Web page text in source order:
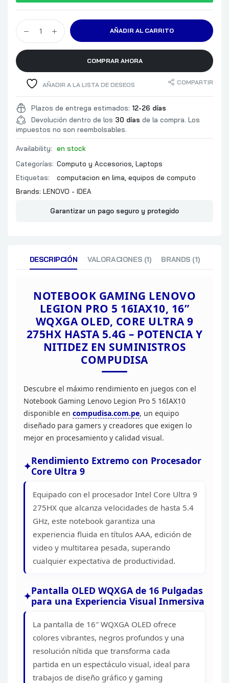
CPU
PROCESADOR
NEURONAL (NPU)
MEMORIA
32 GB
TIPO
TIPO DE RANURA
RANURAS DE
CHIPSET
TIPO
BOOST CLOCK: 2347MHZ
SALIDAS
CONECTIVIDAD
VELOCIDAD
WIRELESS
BLUETOOTH
SONIDO
PARLANTE
PUERTOS
INCORPORA
SI
TOUCHPAD
MICROFONO 2x, ARRAY
TOUCHPAD
TOUCHPAD (PTP), 75 x
1
ALIMENTACION
HDMI
ON
1 X USB-C (USB 10GBPS
PD 65-100W Y
DISPLAYPORT 2.1
(3.5MM)
BATERIA
INTEGRADA
CAPACIDAD
AÑADIR AL CARRITO
COMPRAR AHORA
AÑADIR A LA LISTA DE DESEOS COMPARTIR
Plazos de entrega estimados: 12-26 días
Devolución dentro de los 30 días de la compra. Los
impuestos no son reembolsables.
Availability:
en stock
Categorías: Computo y Accesorios Laptops
Etiquetas:
computacion en lima equipos de computo
Brands: LENOVO - IDEA
Garantizar un pago seguro y protegido
DESCRIPCIÓN VALORACIONES (1) BRANDS (1)
NOTEBOOK GAMING LENOVO
LEGION PRO 5 16IAX10, 16”
WQXGA OLED, CORE ULTRA 9
275HX HASTA 5.4G – POTENCIA Y
NITIDEZ EN SUMINISTROS
COMPUDISA
Descubre el máximo rendimiento en juegos con el
Notebook Gaming Lenovo Legion Pro 5 16IAX10
disponible en compudisa.com.pe, un equipo
diseñado para gamers y creadores que exigen lo
mejor en procesamiento y calidad visual.
Rendimiento Extremo con Procesador
Core Ultra 9
Equipado con el procesador Intel Core Ultra 9
275HX que alcanza velocidades de hasta 5.4
GHz, este notebook garantiza una
experiencia fluida en títulos AAA, edición de
video y multitarea pesada, superando
cualquier expectativa de productividad.
Pantalla OLED WQXGA de 16 Pulgadas
para una Experiencia Visual Inmersiva
La pantalla de 16″ WQXGA OLED ofrece
colores vibrantes, negros profundos y una
resolución nítida que transforma cada
partida en un espectáculo visual, ideal para
trabajos de diseño gráfico y gaming